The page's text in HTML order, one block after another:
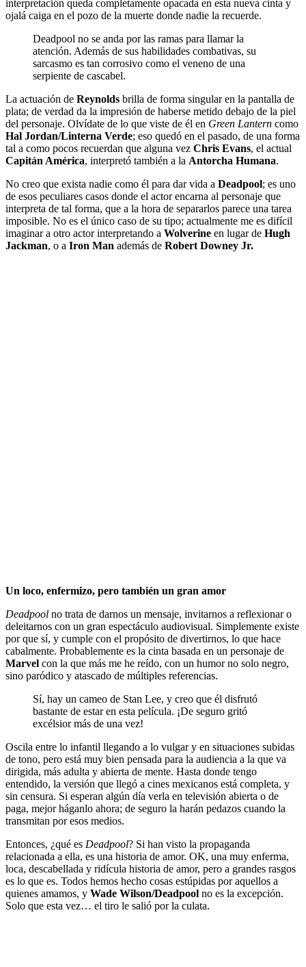
interpretación queda completamente opacada en esta nueva cinta y
ojalá caiga en el pozo de la muerte donde nadie la recuerde.
Deadpool no se anda por las ramas para llamar la
atención. Además de sus habilidades combativas, su
sarcasmo es tan corrosivo como el veneno de una
serpiente de cascabel.
La actuación de Reynolds brilla de forma singular en la pantalla de
plata; de verdad da la impresión de haberse metido debajo de la piel
del personaje. Olvídate de lo que viste de él en Green Lantern como
Hal Jordan/Linterna Verde; eso quedó en el pasado, de una forma
tal a como pocos recuerdan que alguna vez Chris Evans, el actual
Capitán América, interpretó también a la Antorcha Humana.
No creo que exista nadie como él para dar vida a Deadpool; es uno
de esos peculiares casos donde el actor encarna al personaje que
interpreta de tal forma, que a la hora de separarlos parece una tarea
imposible. No es el único caso de su tipo; actualmente me es difícil
imaginar a otro actor interpretando a Wolverine en lugar de Hugh
Jackman, o a Iron Man además de Robert Downey Jr.
Un loco, enfermizo, pero también un gran amor
Deadpool no trata de darnos un mensaje, invitarnos a reflexionar o
deleitarnos con un gran espectáculo audiovisual. Simplemente existe
por que sí, y cumple con el propósito de divertirnos, lo que hace
cabalmente. Probablemente es la cinta basada en un personaje de
Marvel con la que más me he reído, con un humor no solo negro,
sino paródico y atascado de múltiples referencias.
Sí, hay un cameo de Stan Lee, y creo que él disfrutó
bastante de estar en esta película. ¡De seguro gritó
excélsior más de una vez!
Oscila entre lo infantil llegando a lo vulgar y en situaciones subidas
de tono, pero está muy bien pensada para la audiencia a la que va
dirigida, más adulta y abierta de mente. Hasta donde tengo
entendido, la versión que llegó a cines mexicanos está completa, y
sin censura. Si esperan algún día verla en televisión abierta o de
paga, mejor háganlo ahora; de seguro la harán pedazos cuando la
transmitan por esos medios.
Entonces, ¿qué es Deadpool? Si han visto la propaganda
relacionada a ella, es una historia de amor. OK, una muy enferma,
loca, descabellada y ridícula historia de amor, pero a grandes rasgos
es lo que es. Todos hemos hecho cosas estúpidas por aquellos a
quienes amamos, y Wade Wilson/Deadpool no es la excepción.
Solo que esta vez… el tiro le salió por la culata.